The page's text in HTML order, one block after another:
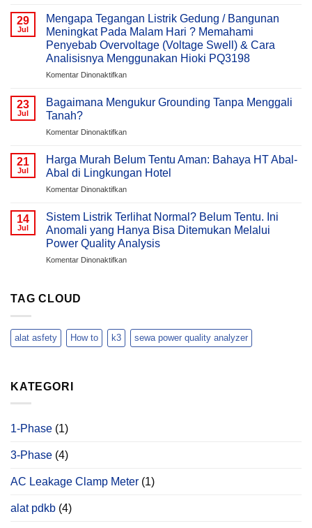
Quality
&
Active
Harmonic
Filter
(AHF)
Sistem
Kelistrikan
29
Jul
Mengapa Tegangan Listrik Gedung / Bangunan
Meningkat Pada Malam Hari ? Memahami
Penyebab Overvoltage (Voltage Swell) & Cara
Analisisnya Menggunakan Hioki PQ3198
Komentar Dinonaktifkanpada
Tegangan
Listrik
/
Meningkat
Pada
Malam
Hari
Memahami
Penyebab
Overvoltage
Swell)
PQ3198
23
Jul
Bagaimana Mengukur Grounding Tanpa Menggali
Tanah?
Komentar Dinonaktifkanpada
Mengukur
Grounding
Tanpa
Menggali
21
Jul
Harga Murah Belum Tentu Aman: Bahaya HT Abal-
Abal di Lingkungan Hotel
Komentar Dinonaktifkanpada
Murah
Tentu
Aman:
Bahaya
Hotel
14
Jul
Sistem Listrik Terlihat Normal? Belum Tentu. Ini
Anomali yang Hanya Bisa Ditemukan Melalui
Power Quality Analysis
Komentar Dinonaktifkanpada
Tentu.
TAG CLOUD
alat asfety How to k3 sewa power quality analyzer
KATEGORI
1-Phase (1)
3-Phase (4)
AC Leakage Clamp Meter (1)
alat pdkb (4)